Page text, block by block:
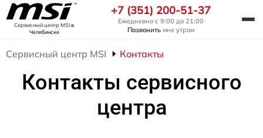
Сервисный центр MSIв
Челябинске
+7 (351) 200-51-37
Ежедневно с 9:00 до 21:00
Позвонить мне утром
Сервисный центр MSI Контакты
Контакты сервисного
центра